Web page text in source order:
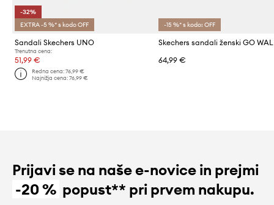
-32%
EXTRA -5 %* s kodo OFF
Sandali Skechers UNO
Trenutna cena:
51,99 €
Redna cena:76,99 €
Najnižja cena:76,99 €
-15 %* s kodo: OFF
64,99 €
Prijavi se na naše e-novice in prejmi
-20 % popust** pri prvem nakupu.